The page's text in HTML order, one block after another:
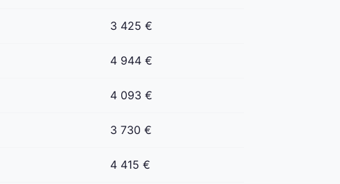
3 425 €
4 944 €
4 093 €
3 730 €
4 415 €